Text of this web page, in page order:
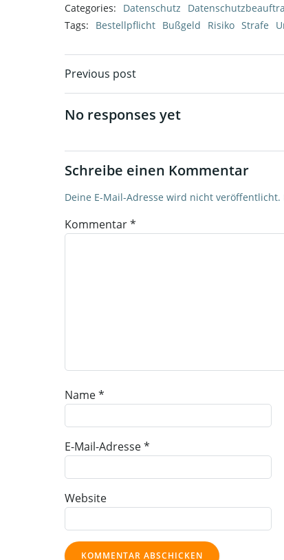
Categories: Datenschutz
Tags:
Bestellpflicht Bußgeld Risiko Strafe
Post
navigation
Previous post
No responses yet
Schreibe einen Kommentar
Deine E-Mail-Adresse wird nicht veröffentlicht.
Kommentar*
Name*
E-Mail-Adresse*
Website